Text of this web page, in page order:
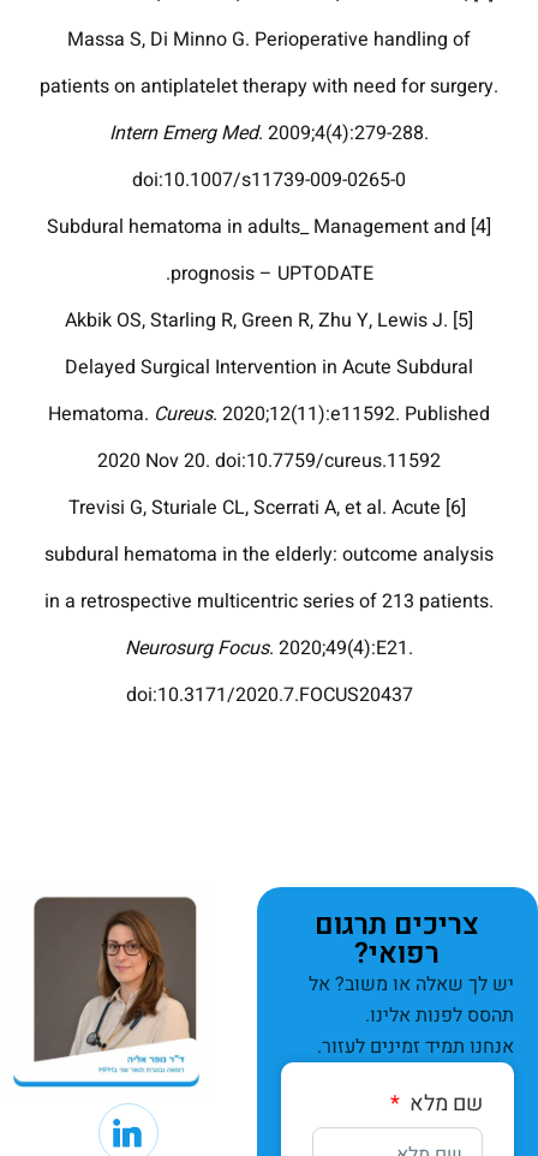
Massa S, Di Minno G. Perioperative handling of
patients on antiplatelet therapy with need for surgery.
Intern Emerg Med. 2009;4(4):279-288.
doi:10.1007/s11739-009-0265-0
[4] Subdural hematoma in adults_ Management and
prognosis – UPTODATE.
[5] Akbik OS, Starling R, Green R, Zhu Y, Lewis J.
Delayed Surgical Intervention in Acute Subdural
Hematoma. Cureus. 2020;12(11):e11592. Published
2020 Nov 20. doi:10.7759/cureus.11592
[6] Trevisi G, Sturiale CL, Scerrati A, et al. Acute
subdural hematoma in the elderly: outcome analysis
in a retrospective multicentric series of 213 patients.
Neurosurg Focus. 2020;49(4):E21.
doi:10.3171/2020.7.FOCUS20437
צריכים תרגום
רפואי?
יש לך שאלה או משוב? אל
תהסס לפנות אלינו.
אנחנו תמיד זמינים לעזור.
שם מלא